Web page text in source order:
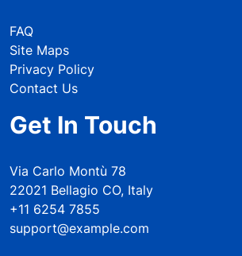
FAQ
Site Maps
Privacy Policy
Contact Us
Get In Touch
Via Carlo Montù 78
22021 Bellagio CO, Italy
+11 6254 7855
support@example.com